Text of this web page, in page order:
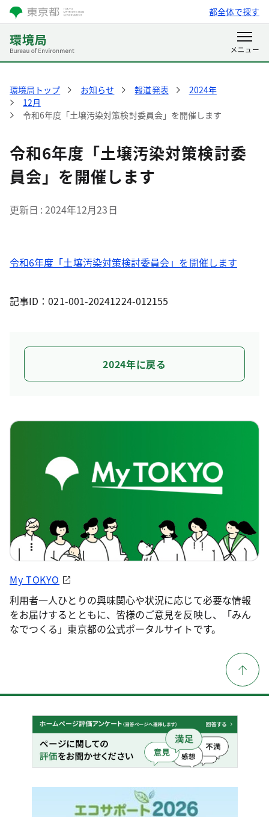
都全体で探す
環境局トップ お知らせ 報道発表
2024年
12月
令和6年度「土壌汚染対策検討委員会」を開催します
令和6年度「土壌汚染対策検討委
員会」を開催します
更新日 2024年12月23日
令和6年度「土壌汚染対策検討委員会」を開催します
記事ID：021-001-20241224-012155
2024年に戻る
My TOKYO
利用者一人ひとりの興味関心や状況に応じて必要な情報
をお届けするとともに、皆様のご意見を反映し、「みん
なでつくる」東京都の公式ポータルサイトです。